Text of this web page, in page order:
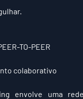
TO-PEER
colaborativo
envolve uma